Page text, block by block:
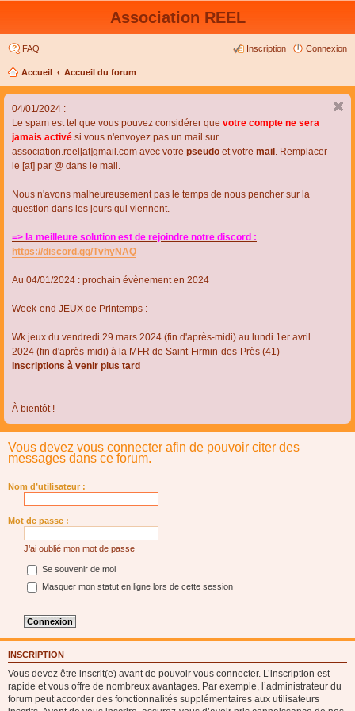
Association REEL
FAQ Connexion
Inscription
Accueil Accueil du forum
04/01/2024 :
Le spam est tel que vous pouvez considérer que votre compte ne sera
jamais activé si vous n'envoyez pas un mail sur
association.reel[at]gmail.com avec votre pseudo et votre mail . Remplacer
le [at] par @ dans le mail.
Nous n'avons malheureusement pas le temps de nous pencher sur la
question dans les jours qui viennent.
=> la meilleure solution est de rejoindre notre discord :
https://discord.gg/TvhyNAQ
Au 04/01/2024 : prochain évènement en 2024
Week-end JEUX de Printemps :
Wk jeux du vendredi 29 mars 2024 (fin d'après-midi) au lundi 1er avril
2024 (fin d'après-midi) à la MFR de Saint-Firmin-des-Près (41)
Inscriptions à venir plus tard
À bientôt !
Vous devez vous connecter afin de pouvoir citer des
messages dans ce forum.
Nom d’utilisateur :
Mot de passe :
J’ai oublié mon mot de passe
Se souvenir de moi
Masquer mon statut en ligne lors de cette session
INSCRIPTION
Vous devez être inscrit(e) avant de pouvoir vous connecter. L’inscription est
rapide et vous offre de nombreux avantages. Par exemple, l’administrateur du
forum peut accorder des fonctionnalités supplémentaires aux utilisateurs